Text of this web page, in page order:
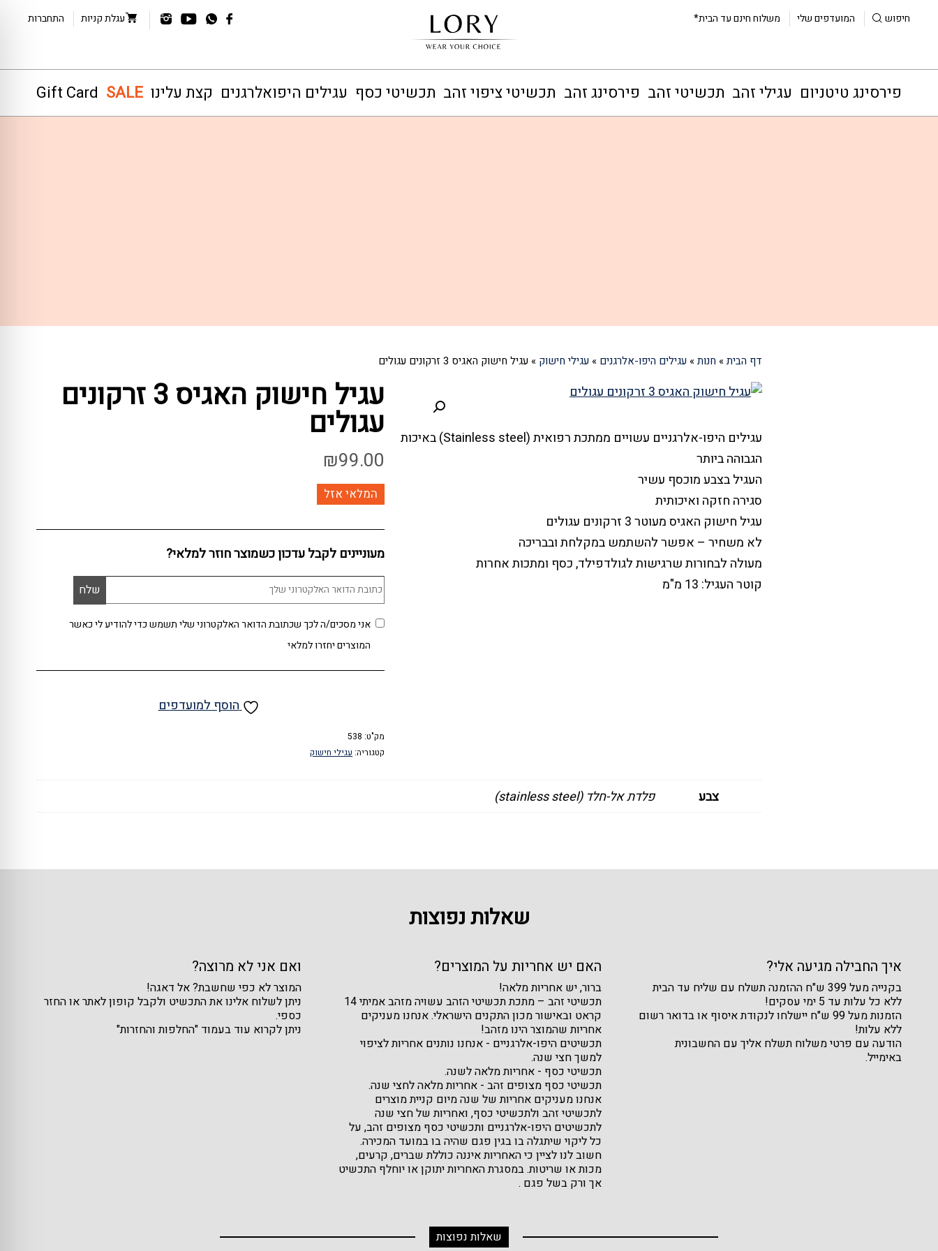
חיפוש המועדפים שלי משלוח חינם עד הבית* עגלת קניות התחברות
פירסינג טיטניום עגילי זהב תכשיטי זהב פירסינג זהב תכשיטי ציפוי זהב תכשיטי כסף עגילים היפואלרגנים קצת עלינו SALE
Gift Card
דף הבית» חנות» עגילים היפו-אלרגנים » עגילי חישוק » עגיל חישוק האגיס 3 זרקונים עגולים
עגיל חישוק האגיס 3 זרקונים
עגולים
₪99.00
המלאי אזל
מעוניינים לקבל עדכון כשמוצר חוזר למלאי?
אני מסכים/ה לכך שכתובת הדואר האלקטרוני שלי תשמש כדי להודיע לי כאשר
המוצרים יחזרו למלאי
הוסף למועדפים
מק"ט: 538
קטגוריה: עגילי חישוק
עגילים היפו-אלרגניים עשויים ממתכת רפואית (Stainless steel) באיכות
הגבוהה ביותר
העגיל בצבע מוכסף עשיר
סגירה חזקה ואיכותית
עגיל חישוק האגיס מעוטר 3 זרקונים עגולים
לא משחיר – אפשר להשתמש במקלחת ובבריכה
מעולה לבחורות שרגישות לגולדפילד, כסף ומתכות אחרות
קוטר העגיל: 13 מ"מ
צבע פלדת אל-חלד (stainless steel)
שאלות נפוצות
איך החבילה מגיעה אלי?
בקנייה מעל 399 ש"ח ההזמנה תשלח עם שליח עד הבית
ללא כל עלות עד 5 ימי עסקים!
הזמנות מעל 99 ש"ח יישלחו לנקודת איסוף או בדואר רשום
ללא עלות!
הודעה עם פרטי משלוח תשלח אליך עם החשבונית
באימייל.
האם יש אחריות על המוצרים?
ברור, יש אחריות מלאה!
תכשיטי זהב – מתכת תכשיטי הזהב עשויה מזהב אמיתי 14
קראט ובאישור מכון התקנים הישראלי. אנחנו מעניקים
אחריות שהמוצר הינו מזהב!
תכשיטים היפו-אלרגניים - אנחנו נותנים אחריות לציפוי
למשך חצי שנה.
תכשיטי כסף - אחריות מלאה לשנה.
תכשיטי כסף מצופים זהב - אחריות מלאה לחצי שנה.
אנחנו מעניקים אחריות של שנה מיום קניית מוצרים
לתכשיטי זהב ולתכשיטי כסף, ואחריות של חצי שנה
לתכשיטים היפו-אלרגניים ותכשיטי כסף מצופים זהב, על
כל ליקוי שיתגלה בו בגין פגם שהיה בו במועד המכירה.
חשוב לנו לציין כי האחריות איננה כוללת שברים, קרעים,
מכות או שריטות. במסגרת האחריות יתוקן או יוחלף התכשיט
אך ורק בשל פגם .
ואם אני לא מרוצה?
המוצר לא כפי שחשבת? אל דאגה!
ניתן לשלוח אלינו את התכשיט ולקבל קופון לאתר או החזר
כספי.
ניתן לקרוא עוד בעמוד "החלפות והחזרות"
שאלות נפוצות